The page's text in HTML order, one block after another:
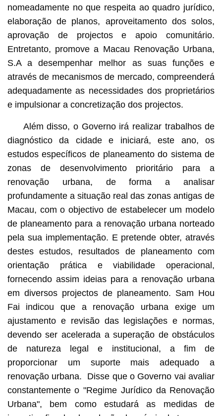
nomeadamente no que respeita ao quadro jurídico,
elaboração de planos, aproveitamento dos solos,
aprovação de projectos e apoio comunitário.
Entretanto, promove a Macau Renovação Urbana,
S.A a desempenhar melhor as suas funções e
através de mecanismos de mercado, compreenderá
adequadamente as necessidades dos proprietários
e impulsionar a concretização dos projectos.
Além disso, o Governo irá realizar trabalhos de
diagnóstico da cidade e iniciará, este ano, os
estudos específicos de planeamento do sistema de
zonas de desenvolvimento prioritário para a
renovação urbana, de forma a analisar
profundamente a situação real das zonas antigas de
Macau, com o objectivo de estabelecer um modelo
de planeamento para a renovação urbana norteado
pela sua implementação. E pretende obter, através
destes estudos, resultados de planeamento com
orientação prática e viabilidade operacional,
fornecendo assim ideias para a renovação urbana
em diversos projectos de planeamento. Sam Hou
Fai indicou que a renovação urbana exige um
ajustamento e revisão das legislações e normas,
devendo ser acelerada a superação de obstáculos
de natureza legal e institucional, a fim de
proporcionar um suporte mais adequado a
renovação urbana. Disse que o Governo vai avaliar
constantemente o "Regime Jurídico da Renovação
Urbana", bem como estudará as medidas de